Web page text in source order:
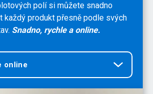
polí si můžete snadno
každý produkt přesně podle svých
Snadno, rychle a online.
online